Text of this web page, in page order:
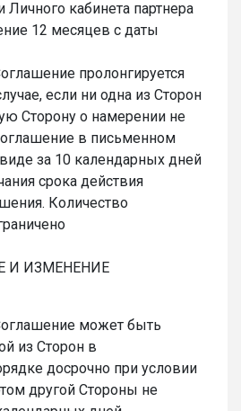
Личного кабинета партнера
12 месяцев с даты
пролонгируется
если ни одна из Сторон
Сторону о намерении не
в письменном
за 10 календарных дней
срока действия
Количество
И ИЗМЕНЕНИЕ
может быть
из Сторон в
досрочно при условии
другой Стороны не